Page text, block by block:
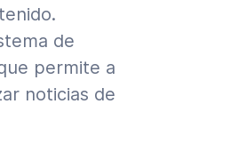
de
permite a
noticias de